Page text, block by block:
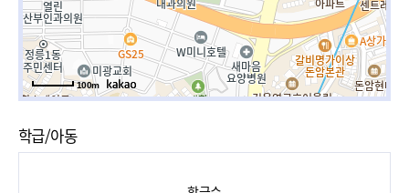
100m
학급/아동